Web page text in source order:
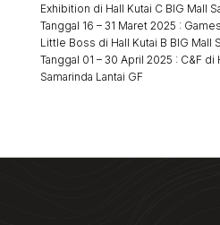
Exhibition di Hall Kutai C BIG Mall
Tanggal 16 – 31 Maret 2025 :
Little Boss di Hall Kutai B BIG Mall
Tanggal 01 – 30 April 2025 : C&F di
Samarinda Lantai GF